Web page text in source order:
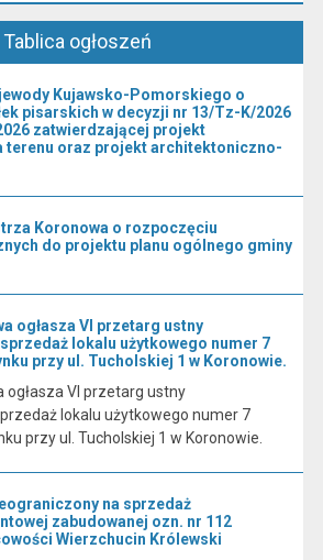
Tablica ogłoszeń
Kujawsko-Pomorskiego o
pisarskich w decyzji nr 13/Tz-K/2026
zatwierdzającej projekt
terenu oraz projekt architektoniczno-
Koronowa o rozpoczęciu
do projektu planu ogólnego gminy
ogłasza VI przetarg ustny
lokalu użytkowego numer 7
przy ul. Tucholskiej 1 w Koronowie.
ogłasza VI przetarg ustny
lokalu użytkowego numer 7
przy ul. Tucholskiej 1 w Koronowie.
na sprzedaż
zabudowanej ozn. nr 112
Wierzchucin Królewski